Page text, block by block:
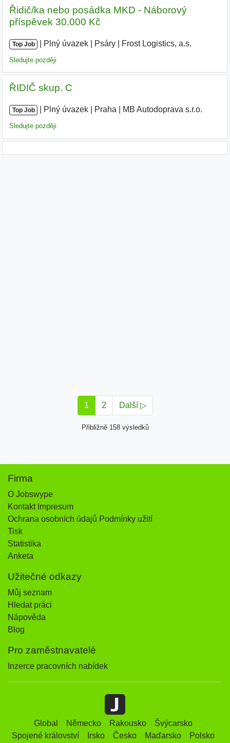
Řidič/ka nebo posádka MKD - Náborový
příspěvek 30.000 Kč
Top Job Plný úvazek Psáry Frost Logistics, a.s.
Sledujte později
ŘIDIČ skup. C
Top Job Plný úvazek Praha MB Autodoprava s.r.o.
Sledujte později
1 2 Další ▷
Přibližně 158 výsledků
Firma
O Jobswype
Kontakt Impresum
Ochrana osobních údajů Podmínky užití
Tisk
Statistika
Anketa
Užitečné odkazy
Můj seznam
Hledat práci
Nápověda
Blog
Pro zaměstnavatelé
Inzerce pracovních nabídek
Global Německo Rakousko
Švýcarsko
Spojené království
Irsko Česko Maďarsko Polsko